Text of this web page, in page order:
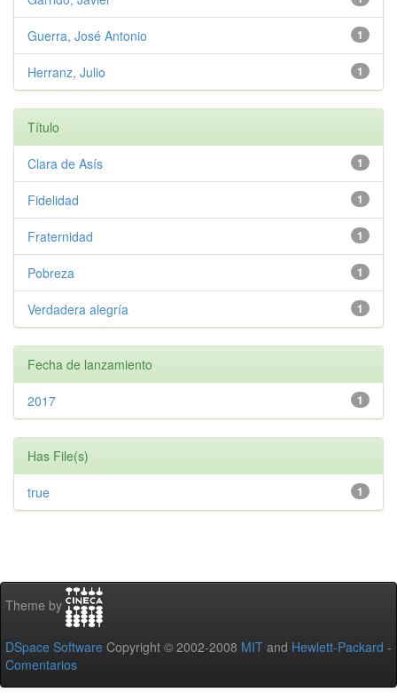
1
Guerra, José Antonio
1
Herranz, Julio
Título
1
Clara de Asís
1
Fidelidad
1
Fraternidad
1
Pobreza
1
Verdadera alegría
Fecha de lanzamiento
1
2017
Has File(s)
1
true
Theme by
DSpace Software Copyright © 2002-2008 MIT and Hewlett-Packard -
Comentarios